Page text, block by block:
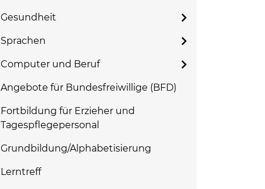
Gesundheit
Sprachen
Computer und Beruf
Angebote für Bundesfreiwillige (BFD)
Fortbildung für Erzieher und
Tagespflegepersonal
Grundbildung/Alphabetisierung
Lerntreff